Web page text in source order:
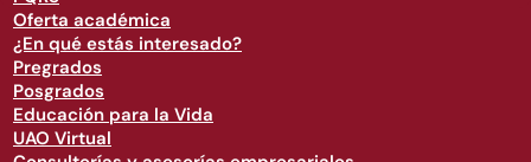
Oferta académica
¿En qué estás interesado?
Pregrados
Posgrados
Educación para la Vida
UAO Virtual